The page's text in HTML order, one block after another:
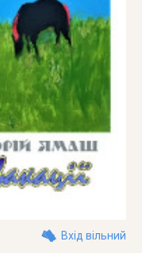
Вхід вільний